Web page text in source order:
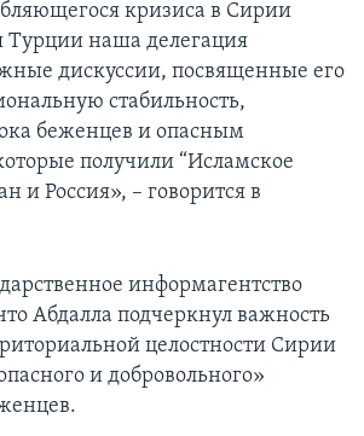
кризиса в Сирии
Турции наша делегация
дискуссии, посвященные его
стабильность,
беженцев и опасным
получили “Исламское
и Россия», – говорится в
информагентство
Абдалла подчеркнул важность
целостности Сирии
и добровольного»